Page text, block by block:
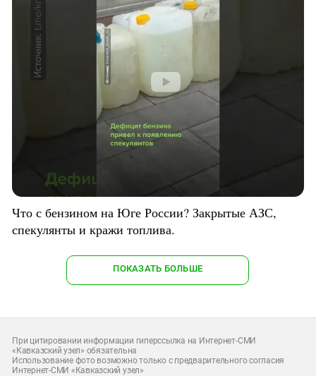
Что с бензином на Юге России? Закрытые АЗС,
спекулянты и кражи топлива.
ПОКАЗАТЬ БОЛЬШЕ
При цитировании информации гиперссылка на Интернет-СМИ
«Кавказский узел» обязательна
Использование фото возможно только с предварительного согласия
Интернет-СМИ «Кавказский узел»